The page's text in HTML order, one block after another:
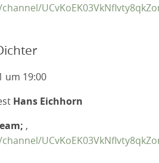
um 19:00
Hans Eichhorn
,